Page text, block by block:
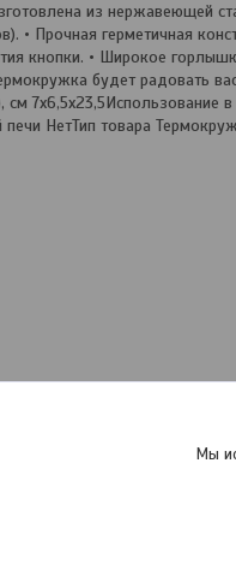
из нержавеющей
• Прочная герметичная
кнопки. • Широкое
будет радовать
см
НетТип товара
Мы